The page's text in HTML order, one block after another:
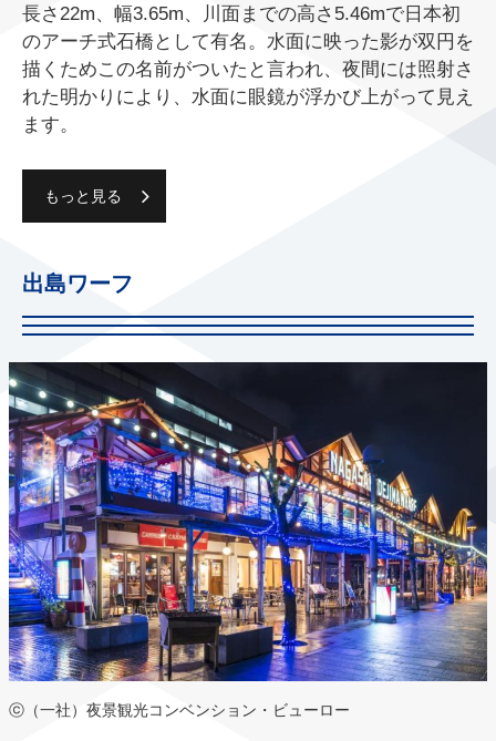
長さ22m、幅3.65m、川面までの高さ5.46mで日本初
のアーチ式石橋として有名。水面に映った影が双円を
描くためこの名前がついたと言われ、夜間には照射さ
れた明かりにより、水面に眼鏡が浮かび上がって見え
ます。
もっと見る
出島ワーフ
ⓒ（一社）夜景観光コンベンション・ビューロー